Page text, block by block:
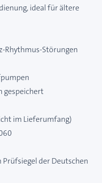
ideal für ältere
Rhythmus-Störungen
gespeichert
im Lieferumfang)
der Deutschen